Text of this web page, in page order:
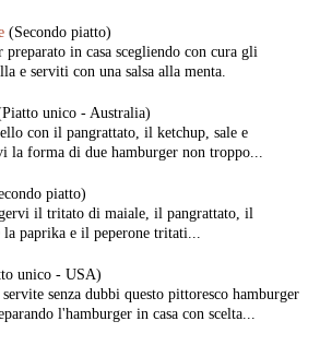
(Secondo piatto)
in casa scegliendo con cura gli
e serviti con una salsa alla menta.
unico - Australia)
con il pangrattato, il ketchup, sale e
la forma di due hamburger non troppo...
piatto)
il tritato di maiale, il pangrattato, il
paprika e il peperone tritati...
unico - USA)
senza dubbi questo pittoresco hamburger
l'hamburger in casa con scelta...